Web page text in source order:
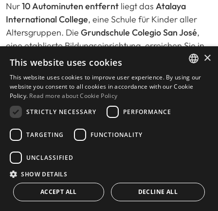
Nur10 Autominuten entfernt liegt das Atalaya
International College, eine Schule für Kinder aller
Altersgruppen. Die Grundschule Colegio San José,
eine etablierte Bildungseinrichtung, erreichen Sie in
nur7 Minuten. DasLaude San Pedro International
Minutenentfernt.Aloha Collegeund Swans
International Schoolbefinden sich in
MinutenEntfernung.
Für Familien, die eine öffentliche Schule
Canceladanur8 Minuten
jedoch dieAtlas American School
Autominutenvon Torre Bermeja entfernt ist.
CONTACT US
ENGLISH
×
This website uses cookies
This website uses cookies to improve user experience. By using our
website you consent to all cookies in accordance with our Cookie
Policy. Read more about Cookie Policy
STRICTLY NECESSARY
PERFORMANCE
TARGETING FUNCTIONALITY
UNCLASSIFIED
SHOW DETAILS
ACCEPT ALL DECLINE ALL